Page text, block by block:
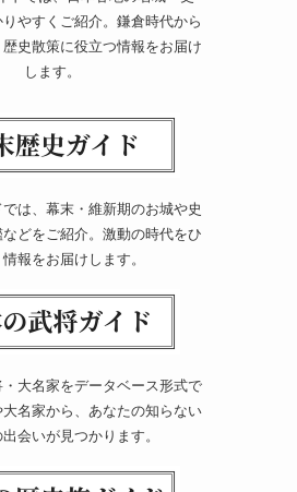
やすくご紹介。鎌倉時代から
史散策に役立つ情報をお届け
します。
は、幕末・維新期のお城や史
どをご紹介。激動の時代をひ
報をお届けします。
大名家をデータベース形式で
大名家から、あなたの知らない
会いが見つかります。